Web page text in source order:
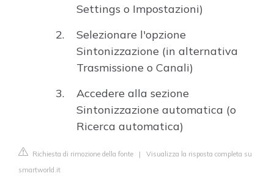
Settings o Impostazioni)
Selezionare l'opzione
Sintonizzazione (in alternativa
Trasmissione o Canali)
Accedere alla sezione
Sintonizzazione automatica (o
Ricerca automatica)
Richiesta di rimozione della fonte | Visualizza la risposta completa su
smartworld.it